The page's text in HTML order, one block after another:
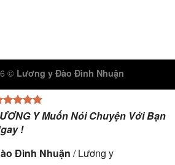
© Lương y Đào Đình Nhuận
Y Muốn Nói Chuyện Với Bạn
!
Đình Nhuận /Lương y